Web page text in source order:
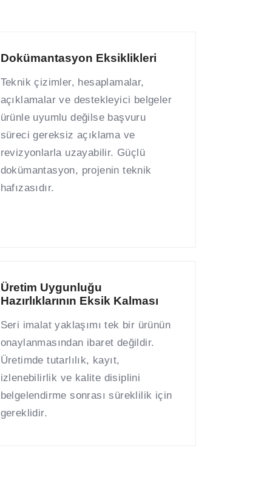
Dokümantasyon Eksiklikleri
Teknik çizimler, hesaplamalar,
açıklamalar ve destekleyici belgeler
ürünle uyumlu değilse başvuru
süreci gereksiz açıklama ve
revizyonlarla uzayabilir. Güçlü
dokümantasyon, projenin teknik
hafızasıdır.
Üretim Uygunluğu
Hazırlıklarının Eksik Kalması
Seri imalat yaklaşımı tek bir ürünün
onaylanmasından ibaret değildir.
Üretimde tutarlılık, kayıt,
izlenebilirlik ve kalite disiplini
belgelendirme sonrası süreklilik için
gereklidir.